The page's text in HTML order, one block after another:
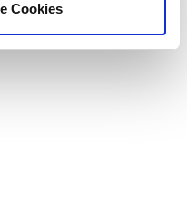
Cookies